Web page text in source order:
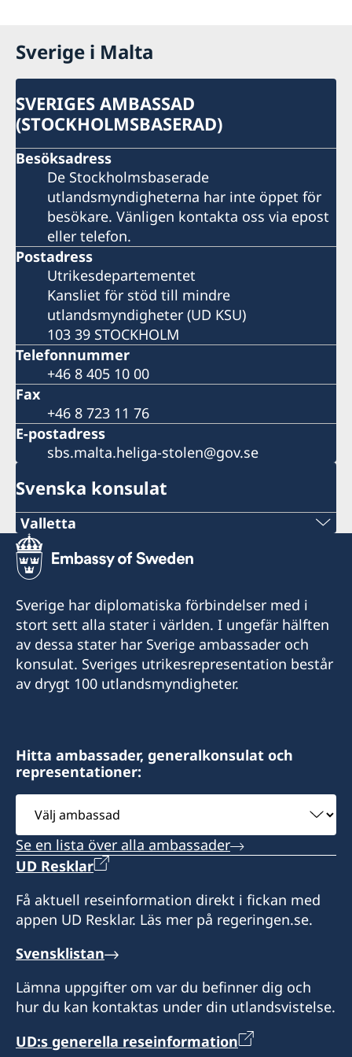
Sverige i Malta
SVERIGES AMBASSAD
(STOCKHOLMSBASERAD)
Besöksadress
De Stockholmsbaserade
utlandsmyndigheterna har inte öppet för
besökare. Vänligen kontakta oss via epost
eller telefon.
Postadress
Utrikesdepartementet
Kansliet för stöd till mindre
utlandsmyndigheter (UD KSU)
103 39 STOCKHOLM
Telefonnummer
+46 8 405 10 00
Fax
+46 8 723 11 76
E-postadress
sbs.malta.heliga-stolen@gov.se
Svenska konsulat
Valletta
Telephone
+356 21 236120
E-mail
consulategeneral@galeasalomone.com
Consulate General of Sweden,
Telefon- och besökstid :
Besökstid endast efter överenskommelse.
måndag - fredag kl. 09.00-12.00
Honorärkonsul
Francis Galea Salomone
Sverige har diplomatiska förbindelser med i
stort sett alla stater i världen. I ungefär hälften
av dessa stater har Sverige ambassader och
konsulat. Sveriges utrikesrepresentation består
av drygt 100 utlandsmyndigheter.
Hitta ambassader, generalkonsulat och
representationer:
Välj
ambassad
Se en lista över alla ambassader
UD Resklar
Få aktuell reseinformation direkt i fickan med
appen UD Resklar. Läs mer på regeringen.se.
Svensklistan
Lämna uppgifter om var du befinner dig och
hur du kan kontaktas under din utlandsvistelse.
UD:s generella reseinformation